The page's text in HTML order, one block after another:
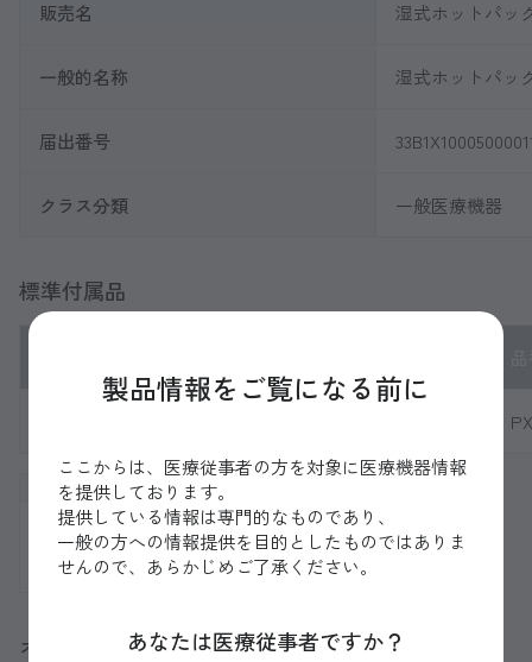
販売名 湿式ホットパッ
一般的名称 湿式ホットパッ
届出番号
クラス分類 一般医療機器
標準付属品
オプション品
製品情報をご覧になる前に
ここからは、医療従事者の方を対象に医療機器情報
を提供しております。
提供している情報は専門的なものであり、
一般の方への情報提供を目的としたものではありま
せんので、あらかじめご了承ください。
あなたは医療従事者ですか？